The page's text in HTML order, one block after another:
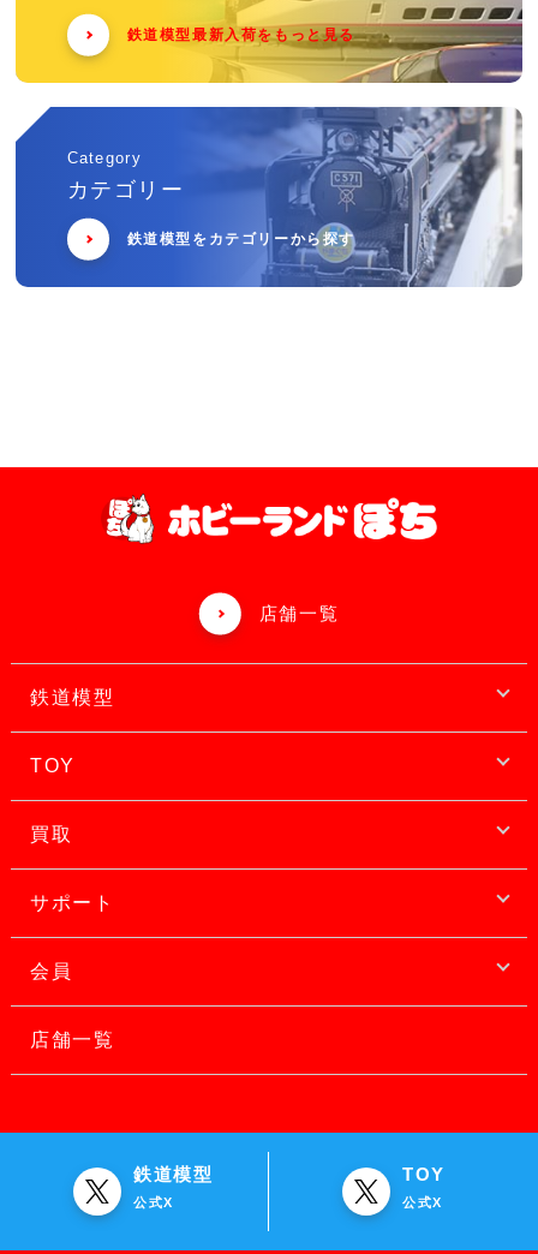
鉄道模型最新入荷をもっと見る
Category
カテゴリー
鉄道模型をカテゴリーから探す
店舗一覧
鉄道模型
TOY
買取
サポート
会員
店舗一覧
鉄道模型
公式X
TOY
公式X